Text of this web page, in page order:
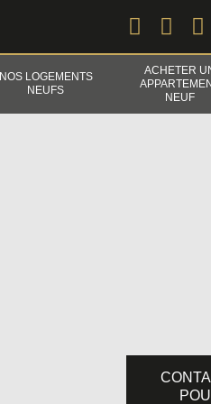
NOS LOGEMENTS
NEUFS
ACHETER
NEUF